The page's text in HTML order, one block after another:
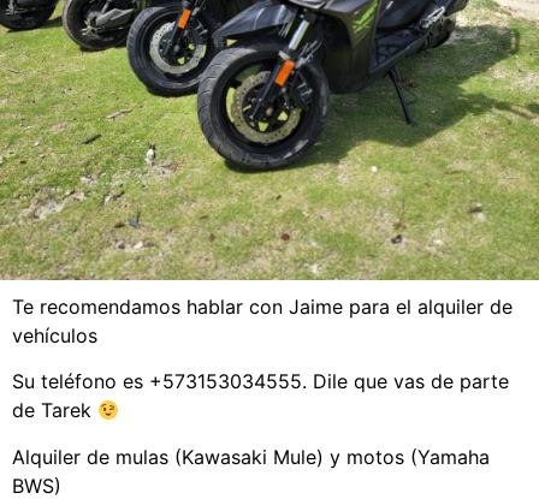
Te recomendamos hablar con Jaime para el alquiler de
vehículos
Su teléfono es +573153034555. Dile que vas de parte
de Tarek
Alquiler de mulas (Kawasaki Mule) y motos (Yamaha
BWS)